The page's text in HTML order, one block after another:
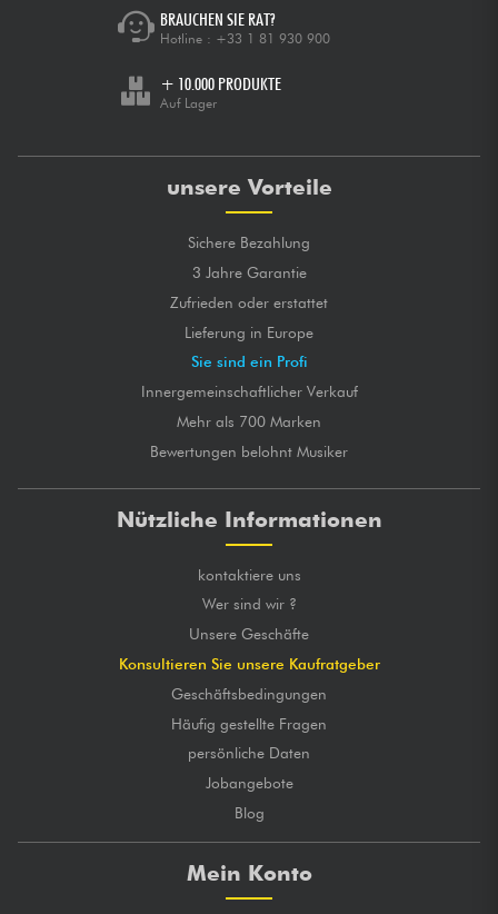
BRAUCHEN SIE RAT?
Hotline : +33 1 81 930 900
+ 10.000 PRODUKTE
Auf Lager
unsere Vorteile
Sichere Bezahlung
3 Jahre Garantie
Zufrieden oder erstattet
Lieferung in Europe
Sie sind ein Profi
Innergemeinschaftlicher Verkauf
Mehr als 700 Marken
Bewertungen belohnt Musiker
Nützliche Informationen
kontaktiere uns
Wer sind wir ?
Unsere Geschäfte
Konsultieren Sie unsere Kaufratgeber
Geschäftsbedingungen
Häufig gestellte Fragen
persönliche Daten
Jobangebote
Blog
Mein Konto